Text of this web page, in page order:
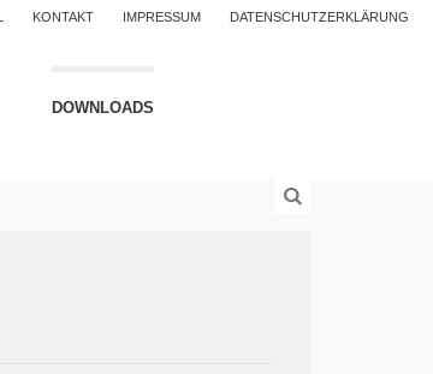
KONTAKT IMPRESSUM DATENSCHUTZERKLÄRUNG
DOWNLOADS